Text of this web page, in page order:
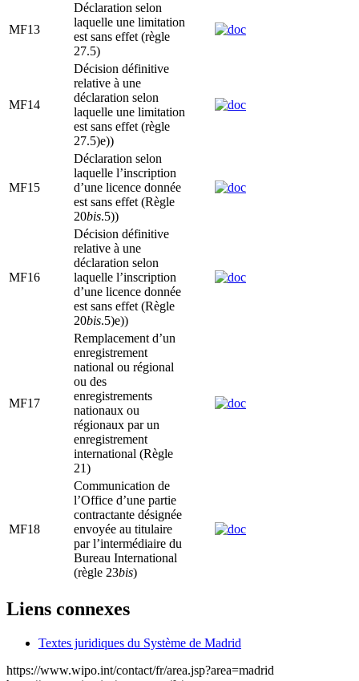
MF13
Déclaration selon
laquelle une limitation
est sans effet (règle
27.5)
MF14
Décision définitive
relative à une
déclaration selon
laquelle une limitation
est sans effet (règle
27.5)e))
MF15
Déclaration selon
laquelle l’inscription
d’une licence donnée
est sans effet (Règle
20bis.5))
MF16
Décision définitive
relative à une
déclaration selon
laquelle l’inscription
d’une licence donnée
est sans effet (Règle
20bis.5)e))
MF17
Remplacement d’un
enregistrement
national ou régional
ou des
enregistrements
nationaux ou
régionaux par un
enregistrement
international (Règle
21)
MF18
Communication de
l’Office d’une partie
contractante désignée
envoyée au titulaire
par l’intermédiaire du
Bureau International
(règle 23bis)
Liens connexes
Textes juridiques du Système de Madrid
https://www.wipo.int/contact/fr/area.jsp?area=madrid